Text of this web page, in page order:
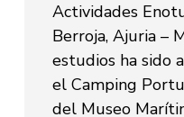
Actividades
Berroja, Ajuria –
estudios ha sido
el Camping
del Museo